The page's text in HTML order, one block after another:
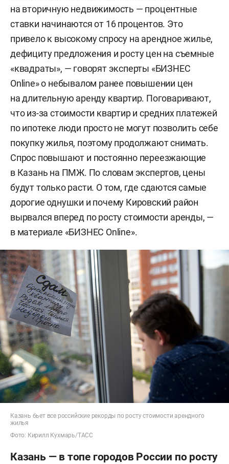
на вторичную недвижимость — процентные
ставки начинаются от 16 процентов. Это
привело к высокому спросу на арендное жилье,
дефициту предложения и росту цен на съемные
«квадраты», — говорят эксперты «БИЗНЕС
Online» о небывалом ранее повышении цен
на длительную аренду квартир. Поговаривают,
что из-за стоимости квартир и средних платежей
по ипотеке люди просто не могут позволить себе
покупку жилья, поэтому продолжают снимать.
Спрос повышают и постоянно переезжающие
в Казань на ПМЖ. По словам экспертов, цены
будут только расти. О том, где сдаются самые
дорогие однушки и почему Кировский район
вырвался вперед по росту стоимости аренды, —
в материале «БИЗНЕС Online».
Казань бьет все российские рекорды по росту стоимости арендного
жилья
Фото: Кирилл Кухмарь/ТАСС
Казань — в топе городов России по росту